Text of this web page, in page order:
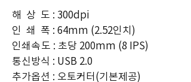
해 상 도 : 300dpi
인 쇄 폭 : 64mm (2.52인치)
인쇄속도 : 초당 200mm (8 IPS)
​통신방식 : USB 2.0
​추가옵션 : 오토커터(기본제공)